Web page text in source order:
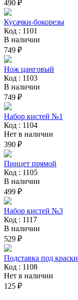
490 ₽
Кусачки-бокорезы
Код : 1101
В наличии
749 ₽
Нож цанговый
Код : 1103
В наличии
749 ₽
Набор кистей №1
Код : 1104
Нет в наличии
390 ₽
Пинцет прямой
Код : 1105
В наличии
499 ₽
Набор кистей №3
Код : 1117
В наличии
529 ₽
Подставка под краски
Код : 1108
Нет в наличии
125 ₽